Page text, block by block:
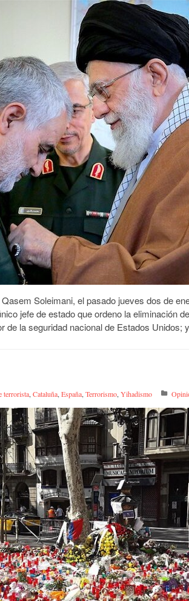
Soleimani, el pasado jueves dos de
jefe de estado que ordeno la eliminación
de la seguridad nacional de Estados Unidos;
terrorista, Cataluña, España, Terrorismo, Yihadismo